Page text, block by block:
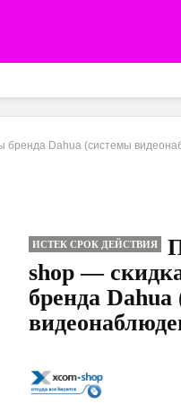
бренда Dahua (системы
ИСТЕК СРОК ДЕЙСТВИЯ
shop —
бренда